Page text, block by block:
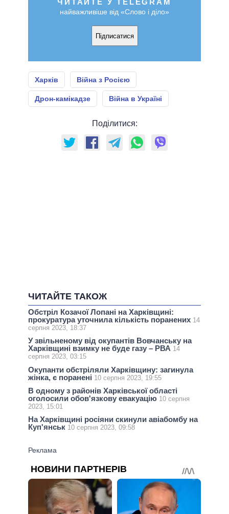
ЧИТАЙТЕ У TELEGRAM
найважливіше від «Слово і діло»
Підписатися
Харків Війна з Росією
Дрон-камікадзе Війна в Україні
Поділитися:
ЧИТАЙТЕ ТАКОЖ
Обстріл Козачої Лопані на Харківщині:
прокуратура уточнила кількість поранених 14
серпня 2023, 18:37
У звільненому від окупантів Вовчанську на
Харківщині взимку не буде газу – РВА 14
серпня 2023, 03:15
Окупанти обстріляли Харківщину: загинула
жінка, є поранені 10 серпня 2023, 19:55
В одному з районів Харківської області
оголосили обов'язкову евакуацію 10 серпня
2023, 15:01
На Харківщині росіяни скинули авіабомбу на
Куп'янськ 10 серпня 2023, 09:58